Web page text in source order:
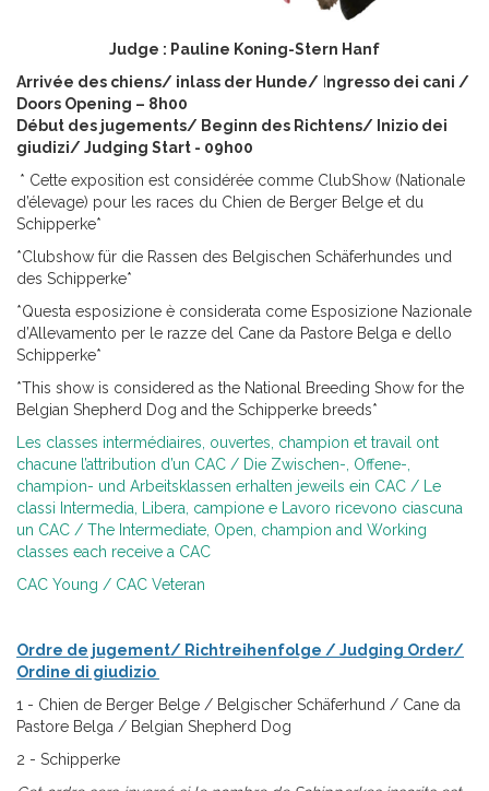
Judge : Pauline Koning-Stern Hanf
Arrivée des chiens/ inlass der Hunde/ ngresso dei cani /
Doors Opening – 8h00
Début des jugements/ Beginn des Richtens/ Inizio dei
giudizi/ Judging Start - 09h00
* Cette exposition est considérée comme ClubShow (Nationale
d’élevage) pour les races du Chien de Berger Belge et du
Schipperke*
*Clubshow für die Rassen des Belgischen Schäferhundes und
des Schipperke*
*Questa esposizione è considerata come Esposizione Nazionale
d’Allevamento per le razze del Cane da Pastore Belga e dello
Schipperke*
*This show is considered as the National Breeding Show for the
Belgian Shepherd Dog and the Schipperke breeds*
Les classes intermédiaires, ouvertes, champion et travail ont
chacune l’attribution d’un CAC / Die Zwischen-, Offene-,
champion- und Arbeitsklassen erhalten jeweils ein CAC / Le
classi Intermedia, Libera, campione e Lavoro ricevono ciascuna
un CAC / The Intermediate, Open, champion and Working
classes each receive a CAC
CAC Young / CAC Veteran
Ordre de jugement/ Richtreihenfolge / Judging Order/
Ordine di giudizio
1 - Chien de Berger Belge / Belgischer Schäferhund / Cane da
Pastore Belga / Belgian Shepherd Dog
2 - Schipperke